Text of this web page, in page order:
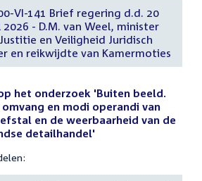
VI-141 Brief regering d.d. 20
2026 - D.M. van Weel, minister
en Veiligheid Juridisch
en reikwijdte van Kamermoties
het onderzoek 'Buiten beeld.
omvang en modi operandi van
en de weerbaarheid van de
detailhandel'